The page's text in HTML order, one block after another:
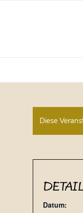
Diese
Datum: